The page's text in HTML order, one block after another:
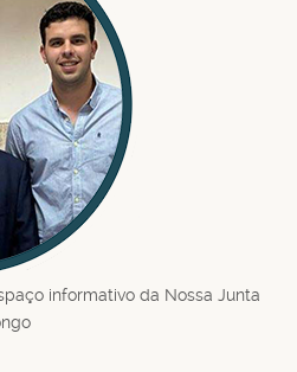
informativo da Nossa Junta